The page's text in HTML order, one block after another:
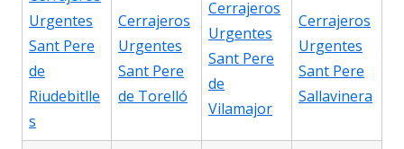
Urgentes
Sant Pere
de
Riudebitlle
s
Cerrajeros
Urgentes
Sant Pere
de Torelló
Cerrajeros
Urgentes
Sant Pere
de
Vilamajor
Cerrajeros
Urgentes
Sant Pere
Sallavinera